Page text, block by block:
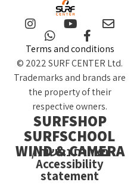
Terms and conditions
© 2022 SURF CENTER Ltd.
Trademarks and brands are
the property of their
respective owners.
SURFSHOP
SURFSCHOOL
WIND & CAMERA
הצהרת נגישות /
Accessibility
statement